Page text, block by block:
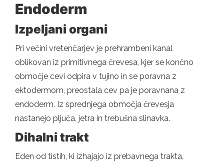
Endoderm
Izpeljani organi
Pri večini vretenčarjev je prehrambeni kanal
oblikovan iz primitivnega črevesa, kjer se končno
območje cevi odpira v tujino in se poravna z
ektodermom, preostala cev pa je poravnana z
endoderm. Iz sprednjega območja črevesja
nastanejo pljuča, jetra in trebušna slinavka.
Dihalni trakt
Eden od tistih, ki izhajajo iz prebavnega trakta,